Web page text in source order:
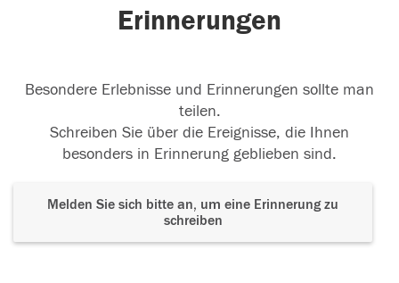
Erinnerungen
Besondere Erlebnisse und Erinnerungen sollte man
teilen.
Schreiben Sie über die Ereignisse, die Ihnen
besonders in Erinnerung geblieben sind.
Melden Sie sich bitte an, um eine Erinnerung zu
schreiben